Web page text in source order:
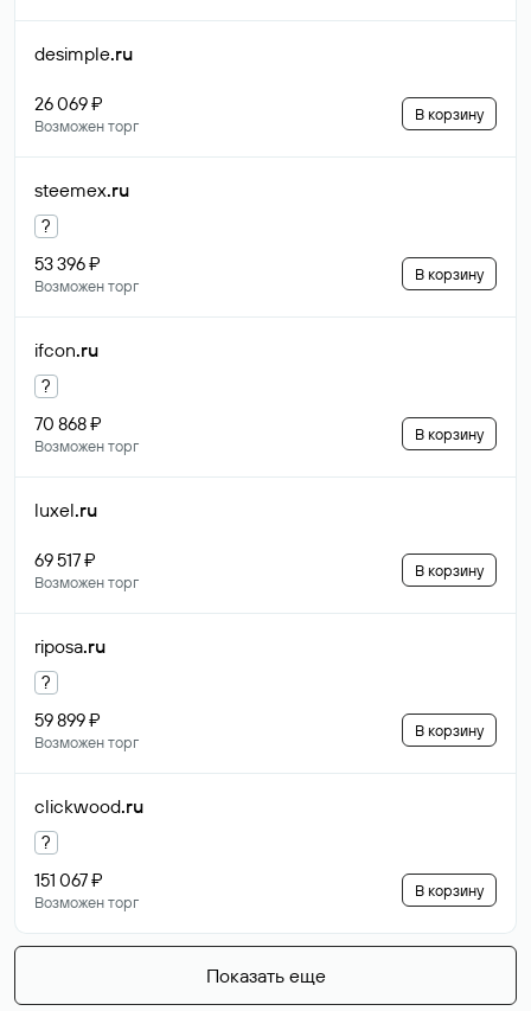
desimple.ru
26 069 ₽
Возможен торг
В корзину
steemex.ru
?
53 396 ₽
Возможен торг
В корзину
ifcon.ru
?
70 868 ₽
Возможен торг
В корзину
luxel.ru
69 517 ₽
Возможен торг
В корзину
riposa.ru
?
59 899 ₽
Возможен торг
В корзину
clickwood.ru
?
151 067 ₽
Возможен торг
В корзину
Показать еще